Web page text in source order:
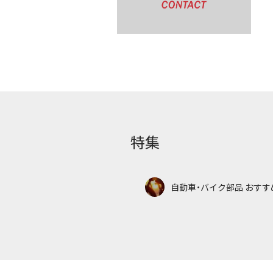
特集
自動車・バイク部品 おす